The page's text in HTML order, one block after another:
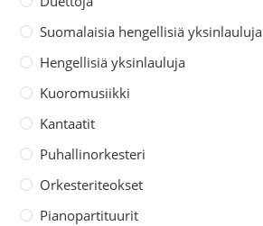
Suomalaisia hengellisiä yksinlauluja
Hengellisiä yksinlauluja
Kuoromusiikki
Kantaatit
Puhallinorkesteri
Orkesteriteokset
Pianopartituurit